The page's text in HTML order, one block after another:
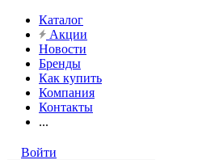
Каталог
Акции
Новости
Бренды
Как купить
Компания
Контакты
...
Войти